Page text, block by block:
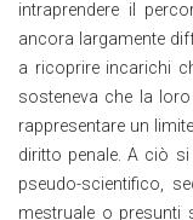
intraprendere il
ancora largamente
a ricoprire incarichi
sosteneva che la
rappresentare un
diritto penale. A ciò
pseudo-scientifico,
mestruale o presunti